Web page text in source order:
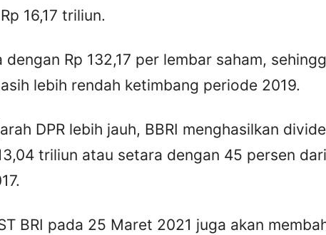
16,17 triliun.
Rp 132,17 per lembar saham,
lebih rendah ketimbang periode 2019.
DPR lebih jauh, BBRI menghasilkan
triliun atau setara dengan 45 persen
BRI pada 25 Maret 2021 juga akan